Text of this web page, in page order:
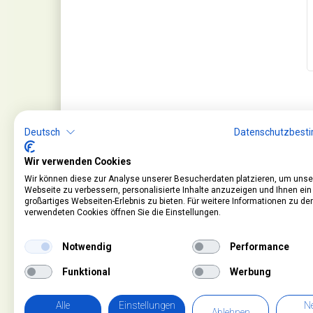
Kontakt
Konto
Impressum
Datenschutz
Deutsch
Wir verwenden Cookies
Wir können diese zur Analyse unserer Besucherdaten platzieren, um
Webseite zu verbessern, personalisierte Inhalte anzuzeigen und Ihnen ein
großartiges Webseiten-Erlebnis zu bieten. Für weitere Informationen zu
verwendeten Cookies öffnen Sie die Einstellungen.
Notwendig Performance
Funktional Werbung
Alle Einstellungen